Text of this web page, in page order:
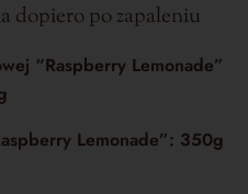
dopiero po zapaleniu
“Raspberry Lemonade”
Lemonade”: 350g